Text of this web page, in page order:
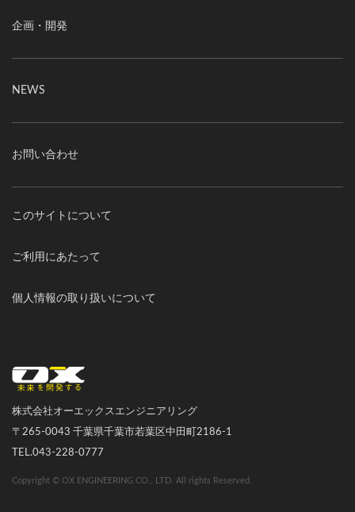
企画・開発
NEWS
お問い合わせ
このサイトについて
ご利用にあたって
個人情報の取り扱いについて
株式会社オーエックスエンジニアリング
〒265-0043 千葉県千葉市若葉区中田町2186-1
TEL.043-228-0777
Copyright © OX ENGINEERING CO., LTD. All rights Reserved.